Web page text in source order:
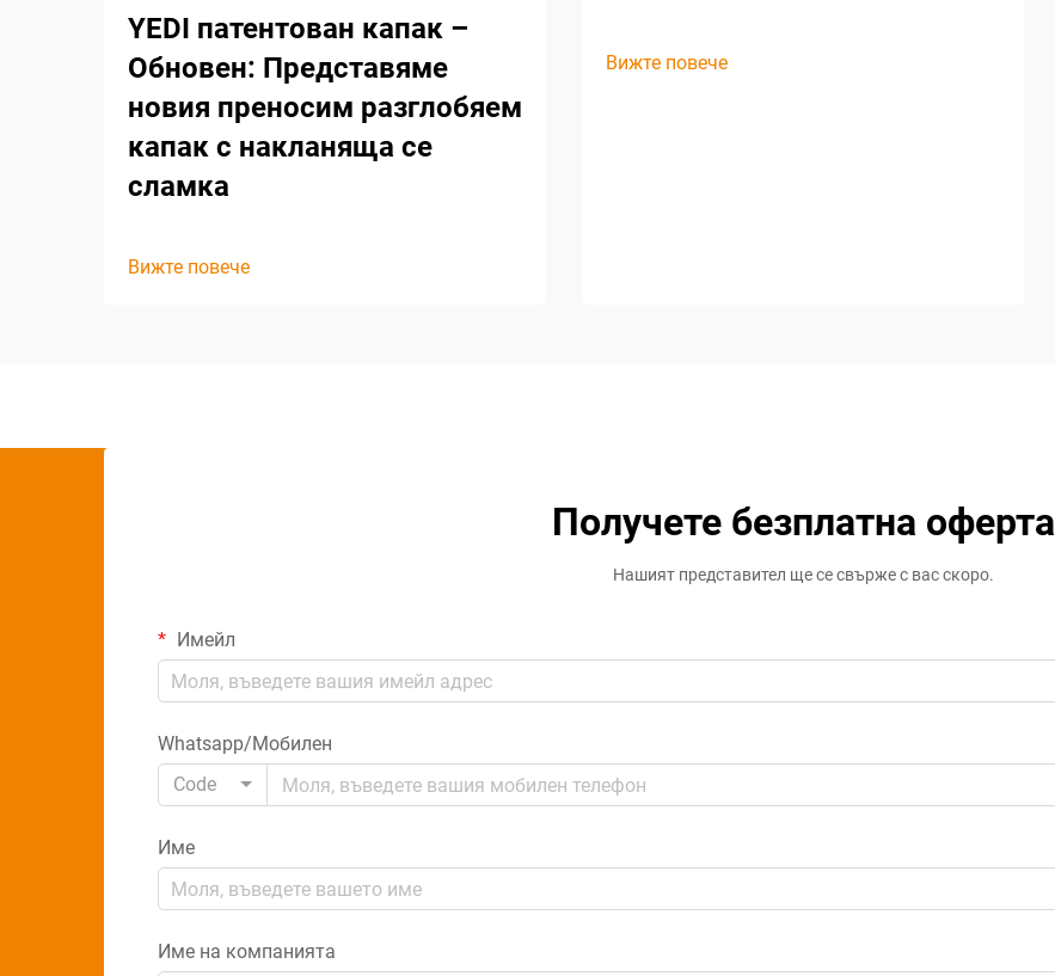
YEDI патентован капак –
Обновен: Представяме
новия преносим разглобяем
капак с накланяща се
сламка
Вижте повече
Вижте повече
Получете безплатна оферта
Нашият представител ще се свърже с вас скоро.
Имейл
Whatsapp/Мобилен
Code
Име
Име на компанията